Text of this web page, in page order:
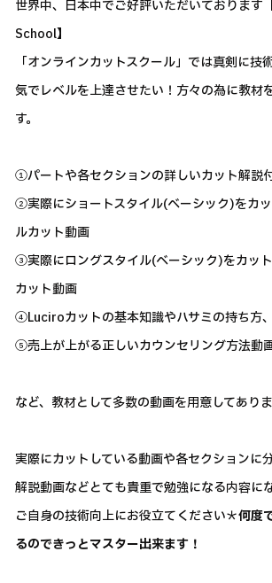
世界中、日本中でご好評いただいております
School】
「オンラインカットスクール」では真剣に技
気でレベルを上達させたい！方々の為に教材
す。
①パートや各セクションの詳しいカット解説
②実際にショートスタイル(ベーシック)をカ
ルカット動画
③実際にロングスタイル(ベーシック)をカッ
カット動画
④Luciroカットの基本知識やハサミの持ち方
⑤売上が上がる正しいカウンセリング方法動
など、教材として多数の動画を用意してありま
実際にカットしている動画や各セクションに
解説動画などとても貴重で勉強になる内容に
ご自身の技術向上にお役立てください＊何度
るのできっとマスター出来ます！